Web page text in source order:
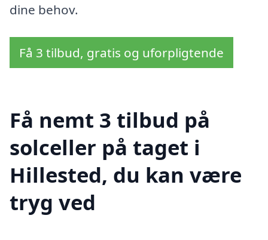
dine behov.
Få 3 tilbud, gratis og uforpligtende
Få nemt 3 tilbud på
solceller på taget i
Hillested, du kan være
tryg ved